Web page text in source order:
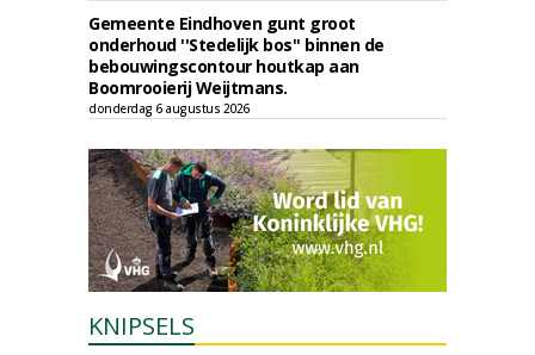
Gemeente Eindhoven gunt groot
onderhoud ''Stedelijk bos'' binnen de
bebouwingscontour houtkap aan
Boomrooierij Weijtmans.
donderdag 6 augustus 2026
KNIPSELS